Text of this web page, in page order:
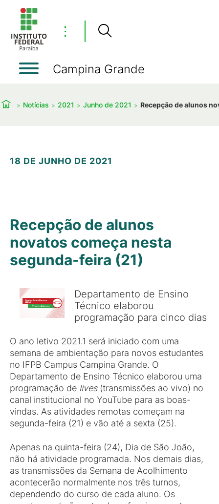
⋮
Campina Grande
Notícias 2021 Junho de 2021 Recepção de alunos
18 DE JUNHO DE 2021
Recepção de alunos
novatos começa nesta
segunda-feira (21)
Departamento de Ensino
Técnico elaborou
programação para cinco dias
O ano letivo 2021.1 será iniciado com uma
semana de ambientação para novos estudantes
no IFPB Campus Campina Grande. O
Departamento de Ensino Técnico elaborou uma
programação de lives(transmissões ao vivo) no
canal institucional no YouTube para as boas-
vindas. As atividades remotas começam na
segunda-feira (21) e vão até a sexta (25).
Apenas na quinta-feira (24), Dia de São João,
não há atividade programada. Nos demais dias,
as transmissões da Semana de Acolhimento
acontecerão normalmente nos três turnos,
dependendo do curso de cada aluno. Os